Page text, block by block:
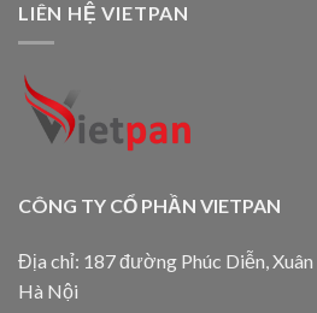
LIÊN HỆ VIETPAN
CÔNG TY CỔ PHẦN VIETPAN
Địa chỉ: 187 đường Phúc Diễn,
Hà Nội